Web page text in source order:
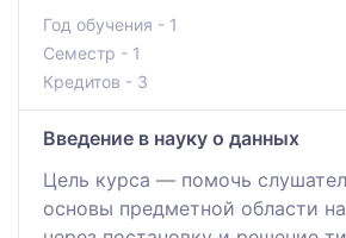
Год обучения - 1
Семестр - 1
Кредитов - 3
Введение в науку о данных
Цель курса — помочь
основы предметной области